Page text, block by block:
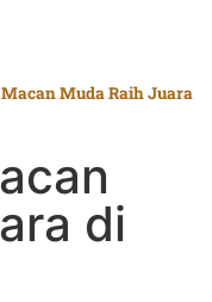
Macan Muda Raih Juara
di